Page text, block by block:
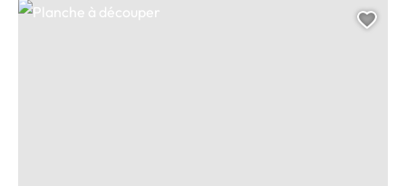
Planche à découper, © Laserium